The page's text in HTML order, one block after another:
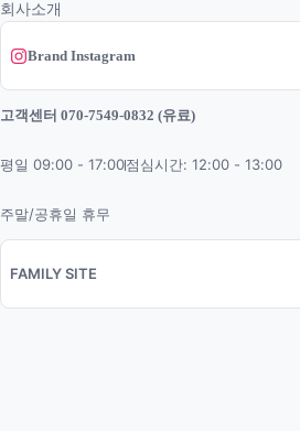
회사소개
Brand Instagram
고객센터 070-7549-0832 (유료)
평일 09:00 - 17:00점심시간: 12:00 - 13:00
주말/공휴일 휴무
FAMILY SITE